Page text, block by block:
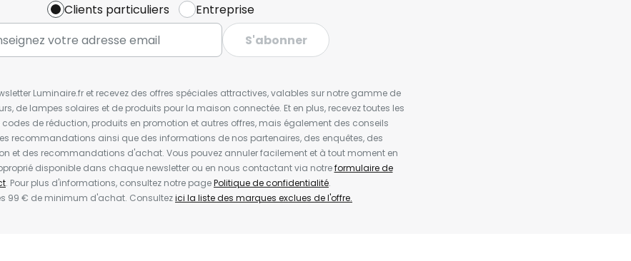
Clients particuliers
Entreprise
S'abonner
Luminaire.fr et recevez des offres spéciales attractives, valables sur notre gamme de
de lampes solaires et de produits pour la maison connectée. Et en plus, recevez toutes les
de réduction, produits en promotion et autres offres, mais également des conseils
recommandations ainsi que des informations de nos partenaires, des enquêtes, des
et des recommandations d'achat. Vous pouvez annuler facilement et à tout moment en
disponible dans chaque newsletter ou en nous contactant via notreformulaire de
. Pour plus d'informations, consultez notre pagePolitique de confidentialité.
99 € de minimum d'achat. Consultezici la liste des marques exclues de l'offre.